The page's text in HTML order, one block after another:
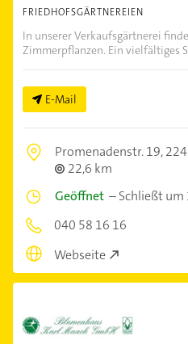
FRIEDHOFSGÄRTNEREIEN
In unserer Verkaufsgärtnerei
Zimmerpflanzen. Ein vielfältiges
E-Mail
Promenadenstr. 19,
22,6 km
Geöffnet –Schließt um
040 58 16 16
Webseite